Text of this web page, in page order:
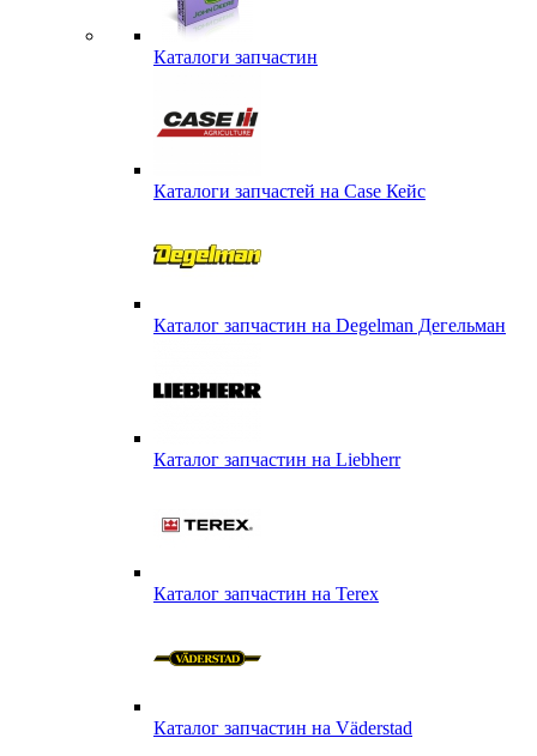
Каталоги запчастин
Каталоги запчастей на Case Кейс
Каталог запчастин на Degelman Дегельман
Каталог запчастин на Liebherr
Каталог запчастин на Terex
Каталог запчастин на Väderstad